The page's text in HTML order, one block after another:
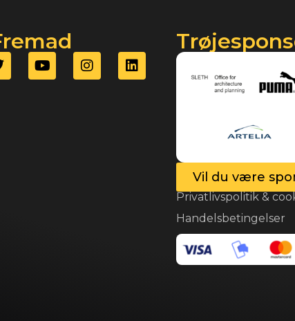
Vil du være
Privatlivspolitik &
Handelsbetingelser